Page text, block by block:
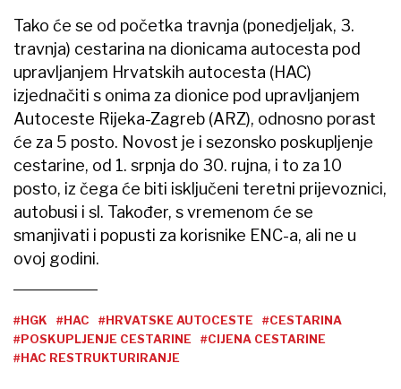
Tako će se od početka travnja (ponedjeljak, 3.
travnja) cestarina na dionicama autocesta pod
upravljanjem Hrvatskih autocesta (HAC)
izjednačiti s onima za dionice pod upravljanjem
Autoceste Rijeka-Zagreb (ARZ), odnosno porast
će za 5 posto. Novost je i sezonsko poskupljenje
cestarine, od 1. srpnja do 30. rujna, i to za 10
posto, iz čega će biti isključeni teretni prijevoznici,
autobusi i sl. Također, s vremenom će se
smanjivati i popusti za korisnike ENC-a, ali ne u
ovoj godini.
#HGK #HAC #HRVATSKE AUTOCESTE
#CESTARINA
#POSKUPLJENJE CESTARINE
#CIJENA CESTARINE
#HAC RESTRUKTURIRANJE